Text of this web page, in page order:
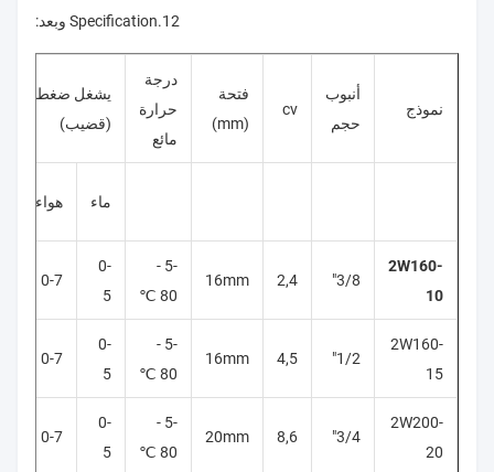
12.Specification وبعد:
نموذج
أنبوب
حجم
cv
فتحة
(mm)
درجة
حرارة
مائع
يشغل ضغط مدى
(قضيب)
ماء هواء
2W160-
10
3/8"
2,4
16mm
-5 -
80 ℃
0-
5
0-7
2W160-
15
1/2"
4,5
16mm
-5 -
80 ℃
0-
5
0-7
2W200-
20
3/4"
8,6
20mm
-5 -
80 ℃
0-
5
0-7